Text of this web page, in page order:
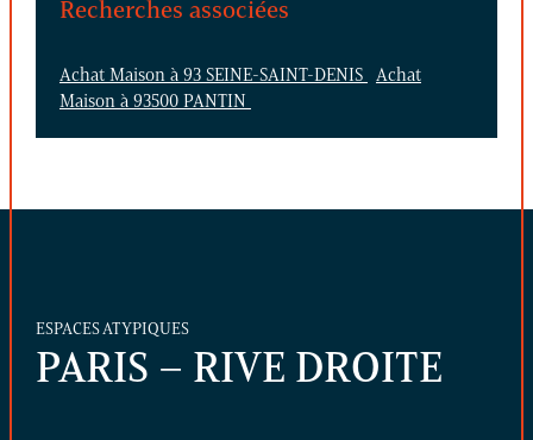
Recherches associées
Achat Maison à 93 SEINE-SAINT-DENIS
Achat
Maison à 93500 PANTIN
ESPACES ATYPIQUES
PARIS – RIVE DROITE